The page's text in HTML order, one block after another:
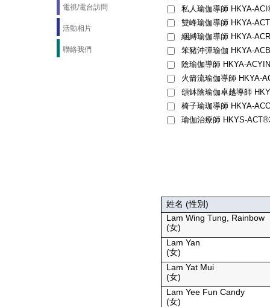
電視/電台訪問
活動相片
聯絡我們
私人瑜伽導師 HKYA-
雙峰瑜伽導師 HKYA-
綑縛瑜伽導師 HKYA-
笨豬沖彈瑜伽 HKYA-
陰瑜伽導師 HKYA-
火箭流瑜伽導師 HKYA-
頌缽陰瑜伽卓越導師
椅子瑜珈導師 HKYA-
瑜伽治療師 HKYS-
姓名 (性別)
Lam Wing Tung, Rainbow
(女)
Lam Yan
(女)
Lam Yat Mui
(女)
Lam Yee Fun Candy
(女)